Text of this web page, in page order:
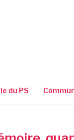
du PS